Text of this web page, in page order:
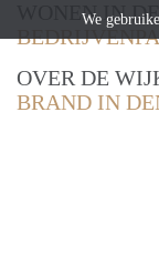
WONEN IN
OVER DE
BRAND IN
We